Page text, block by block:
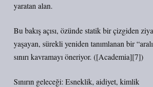
yaratan alan.
Bu bakış açısı, özünde statik bir çizgiden
yaşayan, sürekli yeniden tanımlanan bir
sınırı kavramayı öneriyor. ([Academia][7])
Sınırın geleceği: Esneklik, aidiyet, kimlik